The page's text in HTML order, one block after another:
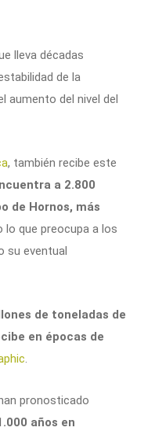
lleva décadas
de la
aumento del nivel del
, también recibe este
a 2.800
de Hornos, más
lo que preocupa a los
su eventual
de toneladas de
en épocas de
.
pronosticado
años en